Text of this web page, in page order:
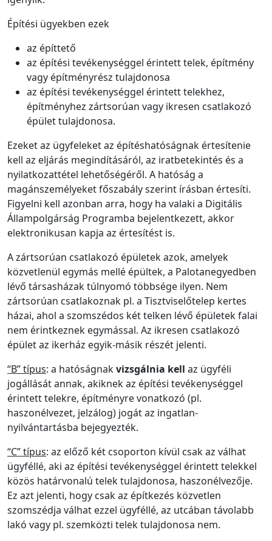
Építési ügyekben ezek
az építtető
az építési tevékenységgel érintett telek, építmény
vagy építményrész tulajdonosa
az építési tevékenységgel érintett telekhez,
építményhez zártsorúan vagy ikresen csatlakozó
épület tulajdonosa.
Ezeket az ügyfeleket az építéshatóságnak értesítenie
kell az eljárás megindításáról, az iratbetekintés és a
nyilatkozattétel lehetőségéről. A hatóság a
magánszemélyeket főszabály szerint írásban értesíti.
Figyelni kell azonban arra, hogy ha valaki a Digitális
Állampolgárság Programba bejelentkezett, akkor
elektronikusan kapja az értesítést is.
A zártsorúan csatlakozó épületek azok, amelyek
közvetlenül egymás mellé épültek, a Palotanegyedben
lévő társasházak túlnyomó többsége ilyen. Nem
zártsorúan csatlakoznak pl. a Tisztviselőtelep kertes
házai, ahol a szomszédos két telken lévő épületek falai
nem érintkeznek egymással. Az ikresen csatlakozó
épület az ikerház egyik-másik részét jelenti.
“B” típus: a hatóságnakvizsgálnia kell az ügyféli
jogállását annak, akiknek az építési tevékenységgel
érintett telekre, építményre vonatkozó (pl.
haszonélvezet, jelzálog) jogát az ingatlan-
nyilvántartásba bejegyezték.
“C” típus: az előző két csoporton kívül csak az válhat
ügyféllé, aki az építési tevékenységgel érintett telekkel
közös határvonalú telek tulajdonosa, haszonélvezője.
Ez azt jelenti, hogy csak az építkezés közvetlen
szomszédja válhat ezzel ügyféllé, az utcában távolabb
lakó vagy pl. szemközti telek tulajdonosa nem.